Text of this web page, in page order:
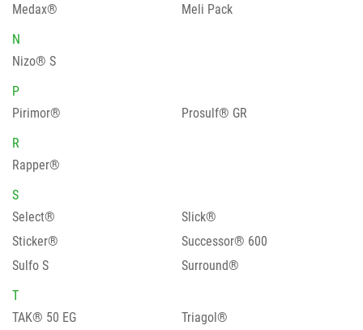
Medax®
Meli Pack
N
Nizo® S
P
Pirimor®
Prosulf® GR
R
Rapper®
S
Select®
Slick®
Sticker®
Successor® 600
Sulfo S
Surround®
T
TAK® 50 EG
Triagol®